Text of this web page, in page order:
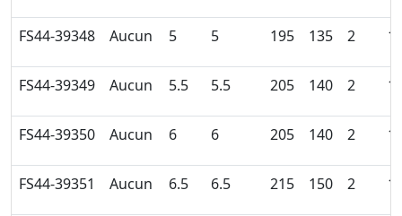
FS44-39348 Aucun 5 5 195 135 2 1
FS44-39349 Aucun 5.5 5.5 205 140 2 1
FS44-39350 Aucun 6 6 205 140 2 1
FS44-39351 Aucun 6.5 6.5 215 150 2 1